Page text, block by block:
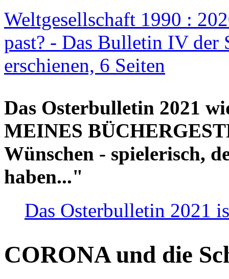
Weltgesellschaft 1990 :
past? - Das Bulletin IV der
erschienen, 6 Seiten
Das Osterbulletin 2021
MEINES
Wünschen - spielerisch,
haben..."
Das Osterbulletin 2021
CORONA und die